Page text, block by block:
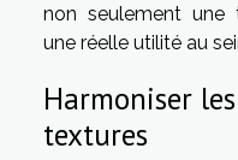
non seulement une
une réelle utilité au
Harmoniser
textures